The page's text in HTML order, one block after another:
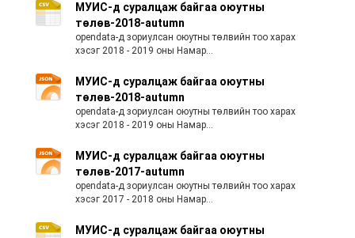
МУИС-д суралцаж байгаа оюутны
төлөв-2018-autumn
opendata-д зориулсан оюутны төлвийн тоо харах
хэсэг 2018 - 2019 оны Намар...
МУИС-д суралцаж байгаа оюутны
төлөв-2018-autumn
opendata-д зориулсан оюутны төлвийн тоо харах
хэсэг 2018 - 2019 оны Намар...
МУИС-д суралцаж байгаа оюутны
төлөв-2017-autumn
opendata-д зориулсан оюутны төлвийн тоо харах
хэсэг 2017 - 2018 оны Намар...
МУИС-д суралцаж байгаа оюутны